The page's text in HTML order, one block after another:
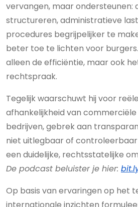
vervangen, maar ondersteunen:
structureren, administratieve
procedures begrijpelijker te
beter toe te lichten voor
alleen de efficiëntie, maar ook
rechtspraak.
Tegelijk waarschuwt hij voor reële
afhankelijkheid van
bedrijven, gebrek aan
niet uitlegbaar of controleerbaar
een duidelijke, rechtsstatelijke
De podcast beluister je hier:
Op basis van ervaringen op het